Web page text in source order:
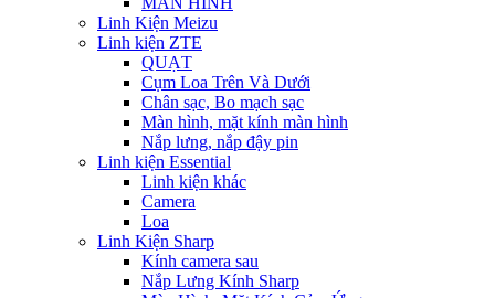
Linh Kiện Meizu
Linh kiện ZTE
QUẠT
Cụm Loa Trên Và Dưới
Chân sạc, Bo mạch sạc
Màn hình, mặt kính màn hình
Nắp lưng, nắp đậy pin
Linh kiện Essential
Linh kiện khác
Camera
Loa
Linh Kiện Sharp
Kính camera sau
Nắp Lưng Kính Sharp